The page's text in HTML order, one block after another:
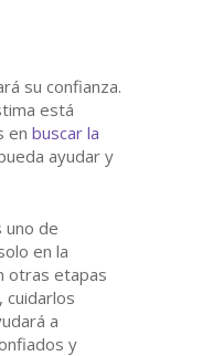
su confianza.
está
enbuscar la
ayudar y
uno de
en la
otras etapas
cuidarlos
a
y